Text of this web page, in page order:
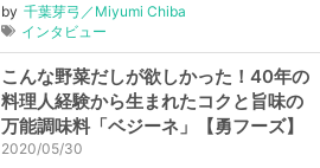
by 千葉芽弓／Miyumi Chiba
インタビュー
こんな野菜だしが欲しかった！40年の
料理人経験から生まれたコクと旨味の
万能調味料「ベジーネ」【勇フーズ】
2020/05/30